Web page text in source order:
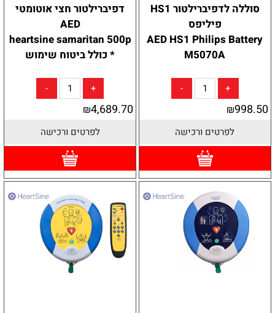
סוללה לדפיברילטור HS1
פיליפס
AED HS1 Philips Battery
M5070A
₪998.50
לפרטים ורכישה
דפיברילטור חצי אוטומטי
AED
heartsine samaritan 500p
* כולל ביטוח שימוש
₪4,689.70
לפרטים ורכישה